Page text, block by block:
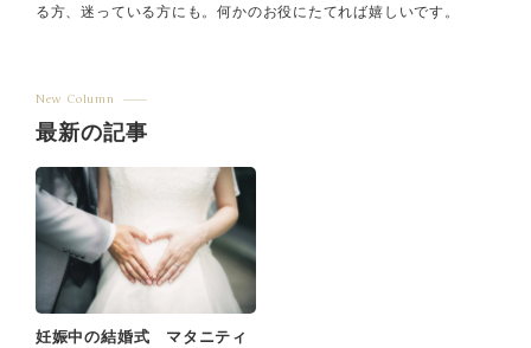
る方、迷っている方にも。何かのお役にたてれば嬉しいです。
New Column
最新の記事
妊娠中の結婚式 マタニティ